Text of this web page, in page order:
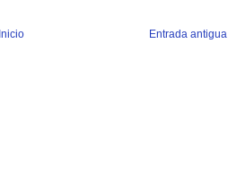
Entrada antigua
Inicio